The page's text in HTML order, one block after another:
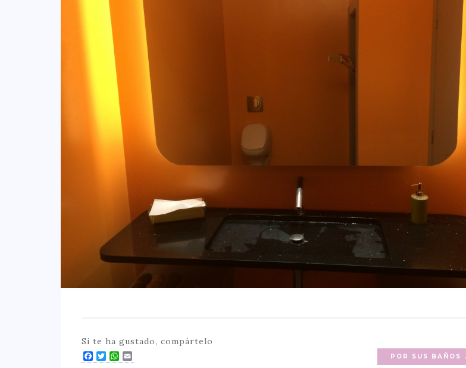
Si te ha gustado, compártelo
Facebook
Twitter
WhatsApp POR SUS BAÑOS